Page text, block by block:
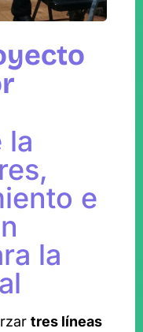
la
e
la
tres líneas